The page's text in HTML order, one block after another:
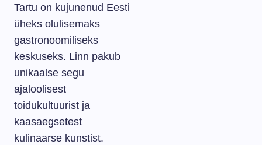
Tartu on kujunenud Eesti
üheks olulisemaks
gastronoomiliseks
keskuseks. Linn pakub
unikaalse segu
ajaloolisest
toidukultuurist ja
kaasaegsetest
kulinaarse kunstist.